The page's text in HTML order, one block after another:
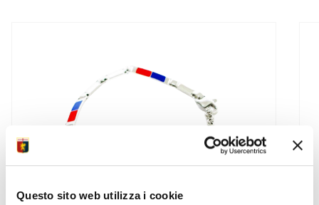
Questo sito web utilizza i cookie